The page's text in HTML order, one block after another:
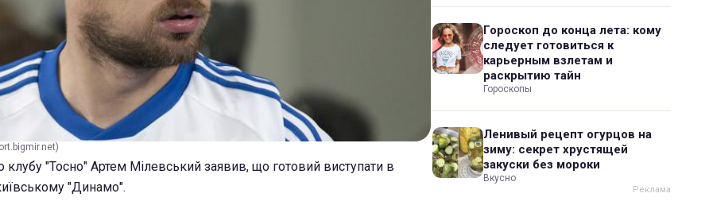
клубу "Тосно" Артем Мілевський заявив, що готовий виступати в
"Динамо".
Гороскоп до конца лета: кому
следует готовиться к
карьерным взлетам и
раскрытию тайн
Гороскопы
Ленивый рецепт огурцов на
зиму: секрет хрустящей
закуски без мороки
Вкусно